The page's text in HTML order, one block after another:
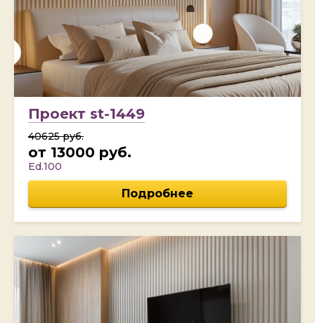
Проект st-1449
40625 руб.
от 13000 руб.
Ed.100
Подробнее